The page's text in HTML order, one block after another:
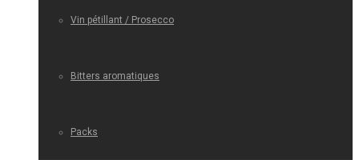
Vin pétillant / Prosecco
Bitters aromatiques
Packs